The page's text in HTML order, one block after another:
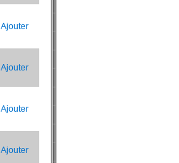
Ajouter
Ajouter
Ajouter
Ajouter